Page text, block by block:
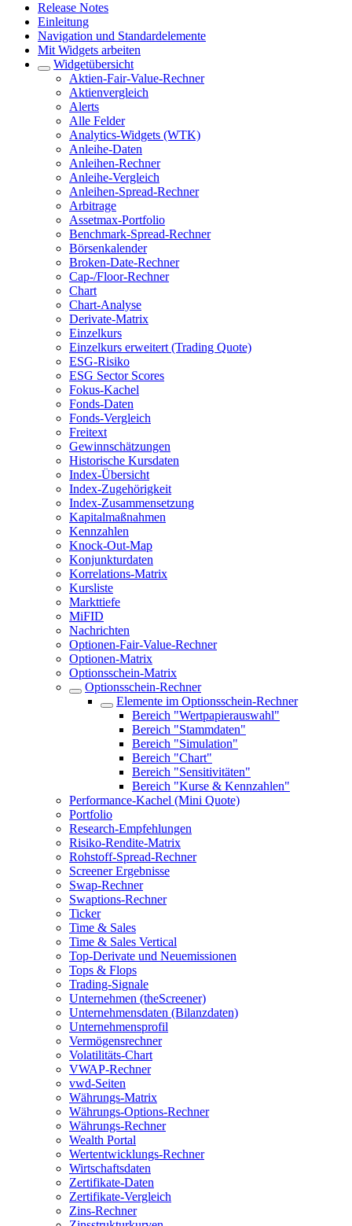
Release Notes
Einleitung
Navigation und Standardelemente
Mit Widgets arbeiten
Widgetübersicht
Aktien-Fair-Value-Rechner
Aktienvergleich
Alerts
Alle Felder
Analytics-Widgets (WTK)
Anleihe-Daten
Anleihen-Rechner
Anleihe-Vergleich
Anleihen-Spread-Rechner
Arbitrage
Assetmax-Portfolio
Benchmark-Spread-Rechner
Börsenkalender
Broken-Date-Rechner
Cap-/Floor-Rechner
Chart
Chart-Analyse
Derivate-Matrix
Einzelkurs
Einzelkurs erweitert (Trading Quote)
ESG-Risiko
ESG Sector Scores
Fokus-Kachel
Fonds-Daten
Fonds-Vergleich
Freitext
Gewinnschätzungen
Historische Kursdaten
Index-Übersicht
Index-Zugehörigkeit
Index-Zusammensetzung
Kapitalmaßnahmen
Kennzahlen
Knock-Out-Map
Konjunkturdaten
Korrelations-Matrix
Kursliste
Markttiefe
MiFID
Nachrichten
Optionen-Fair-Value-Rechner
Optionen-Matrix
Optionsschein-Matrix
Optionsschein-Rechner
Elemente im Optionsschein-Rechner
Bereich "Wertpapierauswahl"
Bereich "Stammdaten"
Bereich "Simulation"
Bereich "Chart"
Bereich "Sensitivitäten"
Bereich "Kurse & Kennzahlen"
Performance-Kachel (Mini Quote)
Portfolio
Research-Empfehlungen
Risiko-Rendite-Matrix
Rohstoff-Spread-Rechner
Screener Ergebnisse
Swap-Rechner
Swaptions-Rechner
Ticker
Time & Sales
Time & Sales Vertical
Top-Derivate und Neuemissionen
Tops & Flops
Trading-Signale
Unternehmen (theScreener)
Unternehmensdaten (Bilanzdaten)
Unternehmensprofil
Vermögensrechner
Volatilitäts-Chart
VWAP-Rechner
vwd-Seiten
Währungs-Matrix
Währungs-Options-Rechner
Währungs-Rechner
Wealth Portal
Wertentwicklungs-Rechner
Wirtschaftsdaten
Zertifikate-Daten
Zertifikate-Vergleich
Zins-Rechner